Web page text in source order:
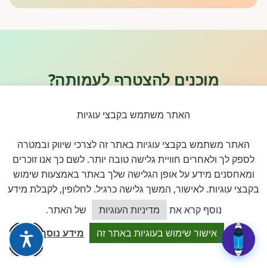
מוכנים להצטרף לעמותה?
עת לפי תקנון.
הצטרפות לעמותה דיברו איתי
האתר משתמש בקבצי עוגיות
האתר משתמש בקבצי עוגיות באתר זה לצרכי שיווק ובמטרה
לספק לך ולאחרים חוויית גלישה טובה יותר. לשם כך אנו זוכרים
ומאחסנים מידע על אופן הגלישה שלך באתר באמצעות שימוש
בקבצי עוגיות. לאישור, המשך גלישה כרגיל. לחלופין, לקבלת מידע
נוסף קרא את
מדיניות העוגיות
של האתר.
אישור שימוש בעוגיות באתר זה
מידע נוסף
כיצד אוכל לסייע?